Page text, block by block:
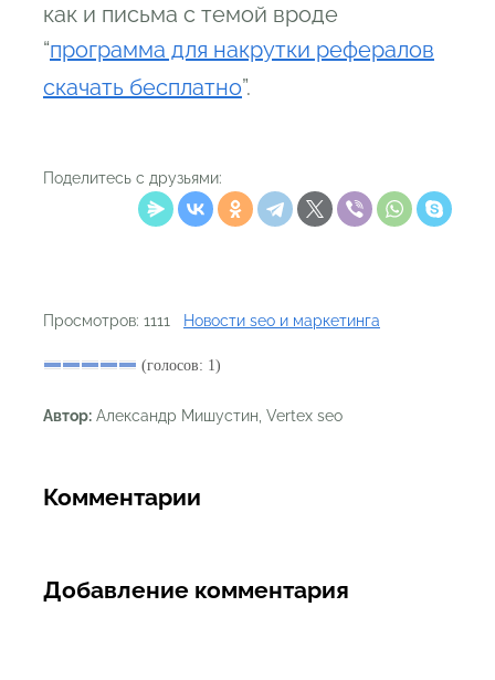
как и письма с темой вроде
“программа для накрутки рефералов
скачать бесплатно”.
Поделитесь с друзьями:
Просмотров: 1111 Новости seo и маркетинга
(голосов: 1)
Автор: Александр Мишустин, Vertex seo
Комментарии
Добавление комментария